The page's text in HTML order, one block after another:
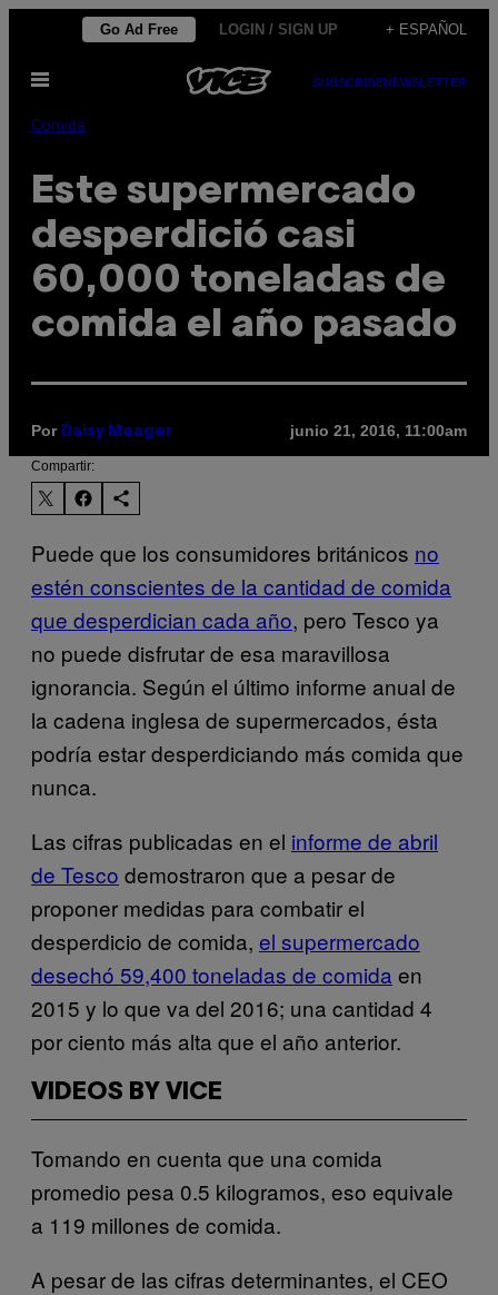
contenido
Go Ad Free LOGIN / SIGN UP + ESPAÑOL
Abrir
SUBSCRIBENEWSLETTER
Comida
Este supermercado
desperdició casi
60,000 toneladas de
comida el año pasado
Por Daisy Meager junio 21, 2016, 11:00am
Compartir:
Puede que los consumidores británicos no
estén conscientes de la cantidad de comida
que desperdician cada año, pero Tesco ya
no puede disfrutar de esa maravillosa
ignorancia. Según el último informe anual de
la cadena inglesa de supermercados, ésta
podría estar desperdiciando más comida que
nunca.
Las cifras publicadas en el informe de abril
de Tesco demostraron que a pesar de
proponer medidas para combatir el
desperdicio de comida, el supermercado
desechó 59,400 toneladas de comida en
2015 y lo que va del 2016; una cantidad 4
por ciento más alta que el año anterior.
VIDEOS BY VICE
Tomando en cuenta que una comida
promedio pesa 0.5 kilogramos, eso equivale
a 119 millones de comida.
A pesar de las cifras determinantes, el CEO